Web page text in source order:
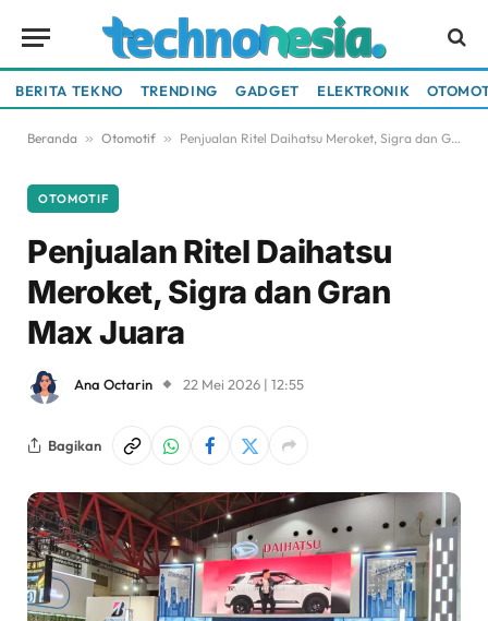
BERITA TEKNO TRENDING GADGET ELEKTRONIK
Beranda » Otomotif » Penjualan Ritel Daihatsu Meroket, Sigra dan Gran Max Juara
OTOMOTIF
Penjualan Ritel Daihatsu
Meroket, Sigra dan Gran
Max Juara
Ana Octarin 22 Mei 2026 | 12:55
Bagikan